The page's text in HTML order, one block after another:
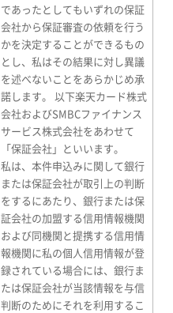
であったとしてもいずれの保証
会社から保証審査の依頼を行う
かを決定することができるもの
とし、私はその結果に対し異議
を述べないことをあらかじめ承
諾します。 以下楽天カード株式
会社およびSMBCファイナンス
サービス株式会社をあわせて
「保証会社」といいます。
私は、本件申込みに関して銀行
または保証会社が取引上の判断
をするにあたり、銀行または保
証会社の加盟する信用情報機関
および同機関と提携する信用情
報機関に私の個人信用情報が登
録されている場合には、銀行ま
たは保証会社が当該情報を与信
判断のためにそれを利用するこ